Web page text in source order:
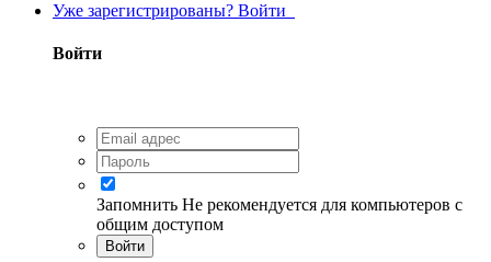
Уже зарегистрированы? Войти
Войти
Запомнить Не рекомендуется для компьютеров с
общим доступом
Войти